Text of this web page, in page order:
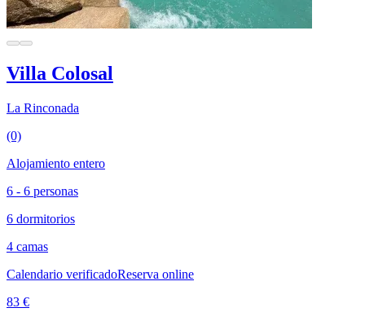
Villa Colosal
La Rinconada
(0)
Alojamiento entero
6 - 6 personas
6 dormitorios
4 camas
Calendario verificadoReserva online
83 €